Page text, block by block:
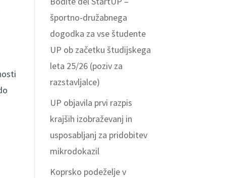
športno-družabnega
dogodka za vse študente
UP ob začetku študijskega
leta 25/26 (poziv za
razstavljalce)
UP objavila prvi razpis
krajših izobraževanj in
usposabljanj za pridobitev
mikrodokazil
Koprsko podeželje v